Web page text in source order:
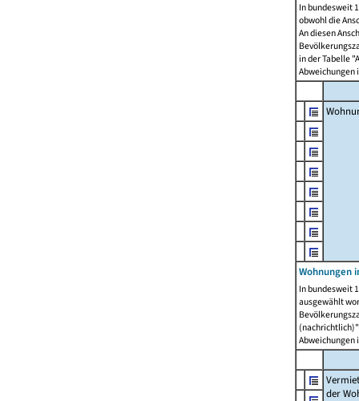
In bundesweit
obwohl die
An diesen
in der Tabelle
Abweichungen
Wohnungen
In bundesweit
ausgewählt
Abweichungen
der